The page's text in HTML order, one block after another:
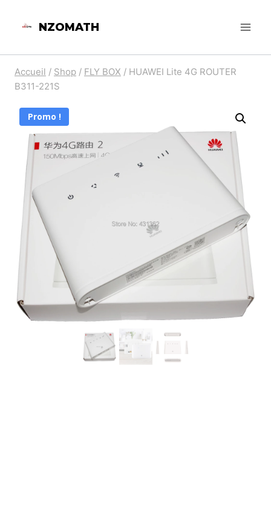
NZOMATH
Accueil / Shop / FLY BOX / HUAWEI Lite 4G ROUTER
B311-221S
Promo !